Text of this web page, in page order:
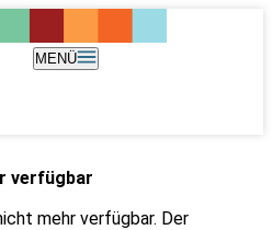
MENÜ
verfügbar
mehr verfügbar. Der